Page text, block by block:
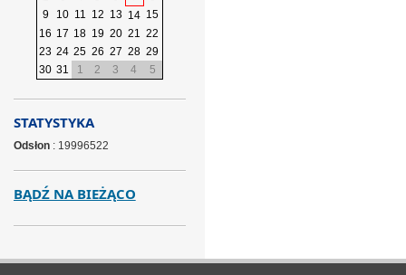
9
10 11 12 13 14 15
16 17 18 19 20 21 22
23 24 25 26 27 28 29
30 31 1 2 3 4 5
STATYSTYKA
Odsłon: 19996522
BĄDŹ NA BIEŻĄCO